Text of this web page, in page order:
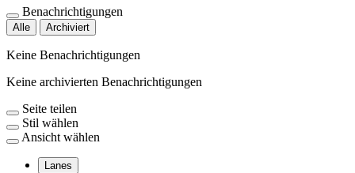
Benachrichtigungen
Alle Archiviert
Keine Benachrichtigungen
Keine archivierten Benachrichtigungen
Seite teilen
Stil wählen
Ansicht wählen
Lanes